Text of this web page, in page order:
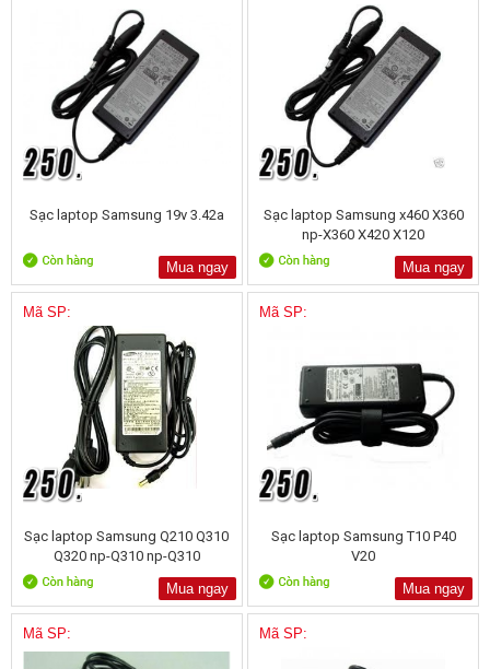
Sạc laptop Samsung 19v 3.42a
Mua ngay
Sạc laptop Samsung x460 X360
np-X360 X420 X120
Mua ngay
Mã SP:
Sạc laptop Samsung Q210 Q310
Q320 np-Q310 np-Q310
Mua ngay
Mã SP:
Sạc laptop Samsung T10 P40
V20
Mua ngay
Mã SP: Mã SP: